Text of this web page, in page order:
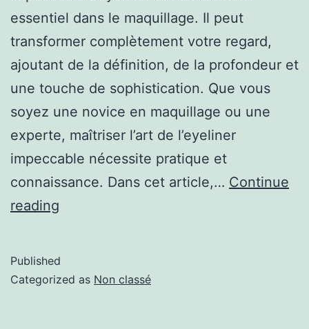
essentiel dans le maquillage. Il peut
transformer complètement votre regard,
ajoutant de la définition, de la profondeur et
une touche de sophistication. Que vous
soyez une novice en maquillage ou une
experte, maîtriser l’art de l’eyeliner
impeccable nécessite pratique et
connaissance. Dans cet article,… Continue
reading
Published
Categorized as Non classé